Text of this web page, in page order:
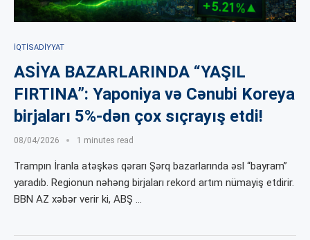
İQTISADIYYAT
ASİYA BAZARLARINDA “YAŞIL
FIRTINA”: Yaponiya və Cənubi Koreya
birjaları 5%-dən çox sıçrayış etdi!
08/04/2026 1 minutes read
Trampın İranla atəşkəs qərarı Şərq bazarlarında əsl “bayram”
yaradıb. Regionun nəhəng birjaları rekord artım nümayiş etdirir.
BBN AZ xəbər verir ki, ABŞ …